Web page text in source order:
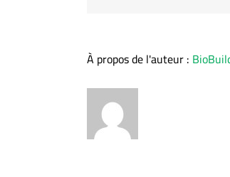
À propos de l'auteur :